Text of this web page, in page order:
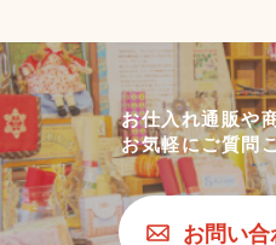
お仕入れ通販や
お気軽にご質問
お問い合